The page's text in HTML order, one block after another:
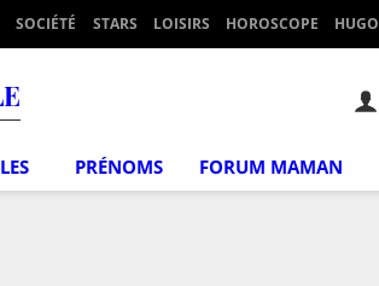
SOCIÉTÉ STARS LOISIRS HOROSCOPE HUGO
PRÉNOMS FORUM MAMAN